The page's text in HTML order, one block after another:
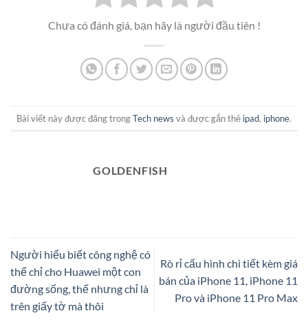
Chưa có đánh giá, bạn hãy là người đầu tiên !
Bài viết này được đăng trongTech news và được gắn thẻ ipad, iphone.
GOLDENFISH
Người hiểu biết công nghệ có
thể chỉ cho Huawei một con
đường sống, thế nhưng chỉ là
trên giấy tờ mà thôi
Rò rỉ cấu hình chi tiết kèm giá
bán của iPhone 11, iPhone 11
Pro và iPhone 11 Pro Max